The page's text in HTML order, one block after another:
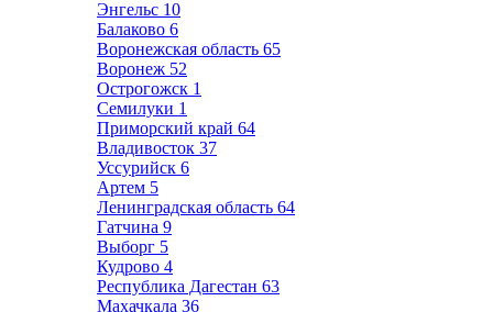
Энгельс 10
Балаково 6
Воронежская область 65
Воронеж 52
Острогожск 1
Семилуки 1
Приморский край 64
Владивосток 37
Уссурийск 6
Артем 5
Ленинградская область 64
Гатчина 9
Выборг 5
Кудрово 4
Республика Дагестан 63
Махачкала 36